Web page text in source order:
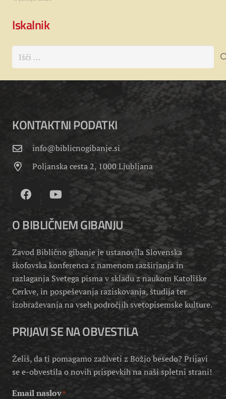
Iskalnik
Išči:
KONTAKTNI PODATKI
info@biblicnogibanje.si
Poljanska cesta 2, 1000 Ljubljana
O BIBLIČNEM GIBANJU
Zavod Biblično gibanje je ustanovila Slovenska
škofovska konferenca z namenom razširjanja in
razlaganja Svetega pisma v skladu z naukom Katoliške
Cerkve, in pospeševanja raziskovanja, študija ter
izobraževanja na vseh področjih svetopisemske kulture.
PRIJAVI SE NA OBVESTILA
Želiš, da ti pomagamo zaživeti z Božjo besedo? Prijavi
se e-obvestila o novih prispevkih na naši spletni strani!
Email naslov*